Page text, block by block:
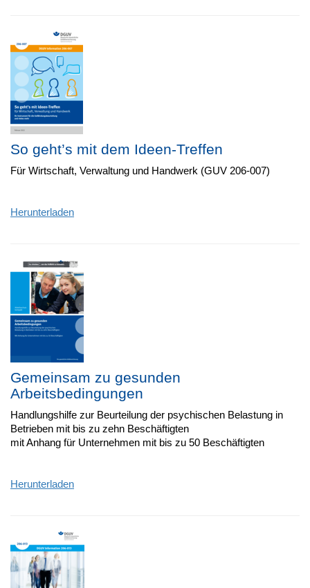
So geht’s mit dem Ideen-Treffen
Für Wirtschaft, Verwaltung und Handwerk (GUV 206-007)
Herunterladen
Gemeinsam zu gesunden
Arbeitsbedingungen
Handlungshilfe zur Beurteilung der psychischen Belastung in
Betrieben mit bis zu zehn Beschäftigten
mit Anhang für Unternehmen mit bis zu 50 Beschäftigten
Herunterladen